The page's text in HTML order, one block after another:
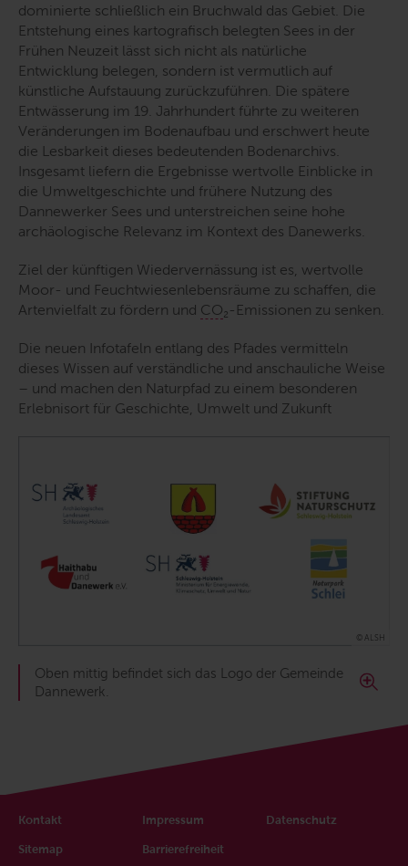
dominierte schließlich ein Bruchwald das Gebiet. Die
Entstehung eines kartografisch belegten Sees in der
Frühen Neuzeit lässt sich nicht als natürliche
Entwicklung belegen, sondern ist vermutlich auf
künstliche Aufstauung zurückzuführen. Die spätere
Entwässerung im 19. Jahrhundert führte zu weiteren
Veränderungen im Bodenaufbau und erschwert heute
die Lesbarkeit dieses bedeutenden Bodenarchivs.
Insgesamt liefern die Ergebnisse wertvolle Einblicke in
die Umweltgeschichte und frühere Nutzung des
Dannewerker Sees und unterstreichen seine hohe
archäologische Relevanz im Kontext des Danewerks.
Ziel der künftigen Wiedervernässung ist es, wertvolle
Moor- und Feuchtwiesenlebensräume zu schaffen, die
Artenvielfalt zu fördern und CO₂-Emissionen zu senken.
Die neuen Infotafeln entlang des Pfades vermitteln
dieses Wissen auf verständliche und anschauliche Weise
– und machen den Naturpfad zu einem besonderen
Erlebnisort für Geschichte, Umwelt und Zukunft
© ALSH
Oben mittig befindet sich das Logo der Gemeinde
Dannewerk.
Kontakt Impressum Datenschutz
Sitemap Barrierefreiheit